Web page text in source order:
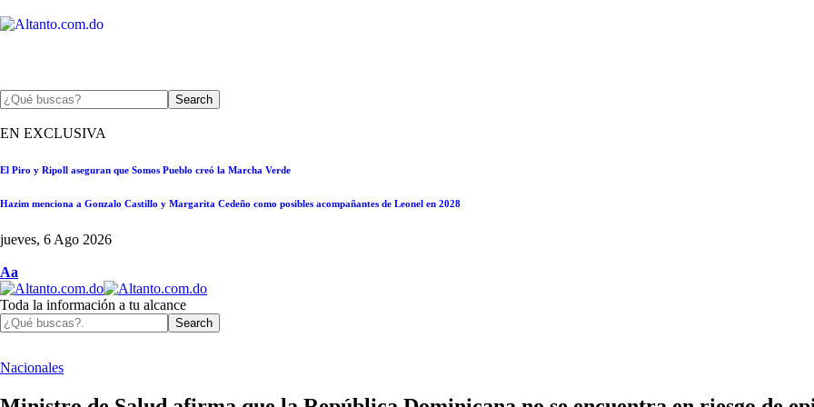
EN EXCLUSIVA
El Piro y Ripoll aseguran que Somos Pueblo creó la Marcha Verde
Hazim menciona a Gonzalo Castillo y Margarita Cedeño como posibles acompañantes de Leonel en 2028
jueves, 6 Ago 2026
Aa
Toda la información a tu alcance
Nacionales